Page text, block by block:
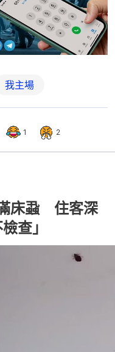
我主場
1 2
床蝨 住客深
查｣